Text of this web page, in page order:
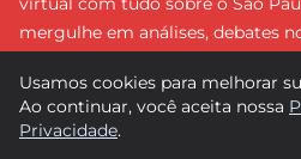
mergulhe em análises, debates
detalhe e faça parte dessa
tricolor paulista. #SPFC
Usamos cookies para melhorar
Ao continuar, você aceita nossa
Privacidade.